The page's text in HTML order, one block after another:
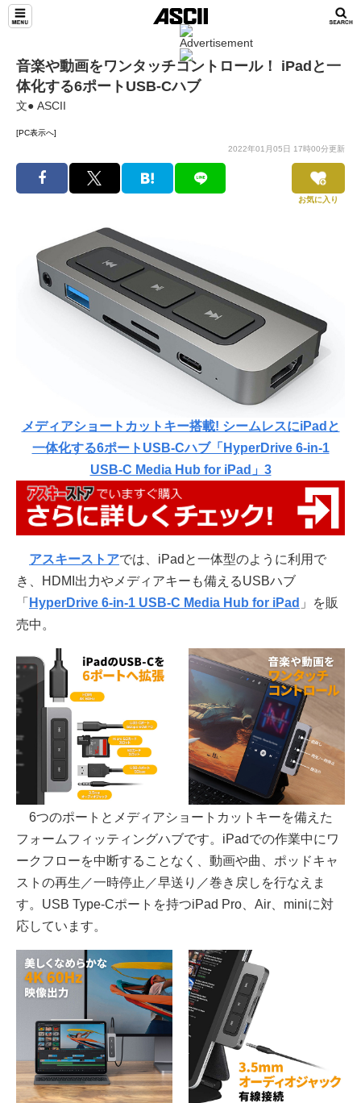
音楽や動画をワンタッチコントロール！ iPadと一
体化する6ポートUSB-Cハブ
文● ASCII
[PC表示へ]
2022年01月05日 17時00分更新
お気に入り
メディアショートカットキー搭載! シームレスにiPadと
一体化する6ポートUSB-Cハブ「HyperDrive 6-in-1
USB-C Media Hub for iPad」3
アスキーストアでは、iPadと一体型のように利用で
き、HDMI出力やメディアキーも備えるUSBハブ
「 HyperDrive 6-in-1 USB-C Media Hub for iPad 」を販
売中。
6つのポートとメディアショートカットキーを備えた
フォームフィッティングハブです。iPadでの作業中にワ
ークフローを中断することなく、動画や曲、ポッドキャ
ストの再生／一時停止／早送り／巻き戻しを行なえま
す。USB Type-Cポートを持つiPad Pro、Air、miniに対
応しています。